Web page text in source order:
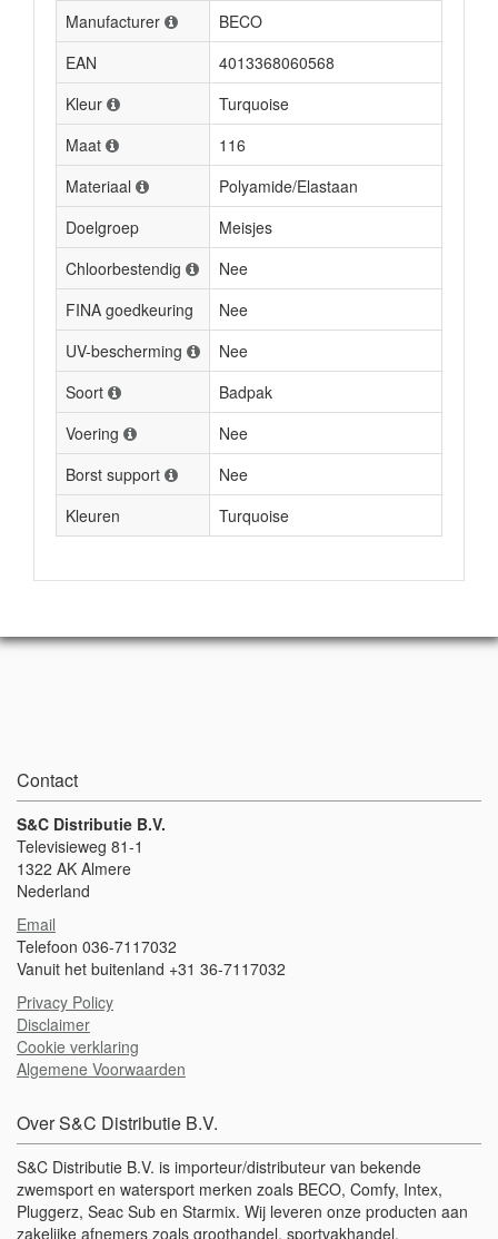
Manufacturer
BECO
EAN
4013368060568
Kleur
Turquoise
Maat
116
Materiaal
Polyamide/Elastaan
Doelgroep
Meisjes
Chloorbestendig
Nee
FINA goedkeuring
Nee
UV-bescherming
Nee
Soort
Badpak
Voering
Nee
Borst support
Nee
Kleuren
Turquoise
Contact
S&C Distributie B.V.
Televisieweg 81-1
1322 AK Almere
Nederland
Email
Telefoon 036-7117032
Vanuit het buitenland +31 36-7117032
Privacy Policy
Disclaimer
Cookie verklaring
Algemene Voorwaarden
Over S&C Distributie B.V.
S&C Distributie B.V. is importeur/distributeur van bekende
zwemsport en watersport merken zoals BECO, Comfy, Intex,
Pluggerz, Seac Sub en Starmix. Wij leveren onze producten aan
zakelijke afnemers zoals groothandel, sportvakhandel,